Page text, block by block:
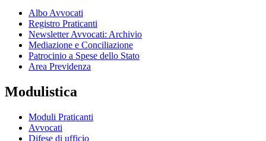
Albo Avvocati
Registro Praticanti
Newsletter Avvocati: Archivio
Mediazione e Conciliazione
Patrocinio a Spese dello Stato
Area Previdenza
Modulistica
Moduli Praticanti
Avvocati
Difese di ufficio